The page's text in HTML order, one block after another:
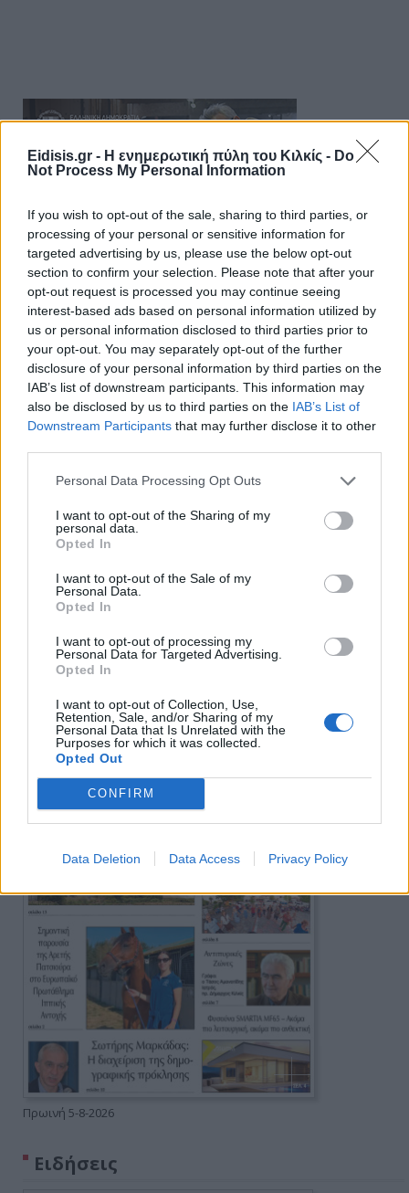
Eidisis.gr - Η ενημερωτική πύλη του Κιλκίς - Do
Not Process My Personal Information
If you wish to opt-out of the sale, sharing to third parties, or
processing of your personal or sensitive information for
targeted advertising by us, please use the below opt-out
section to confirm your selection. Please note that after your
opt-out request is processed you may continue seeing
interest-based ads based on personal information utilized by
us or personal information disclosed to third parties prior to
your opt-out. You may separately opt-out of the further
disclosure of your personal information by third parties on the
IAB’s list of downstream participants. This information may
also be disclosed by us to third parties on the IAB’s List of
Downstream Participants that may further disclose it to other
Personal Data Processing Opt Outs
I want to opt-out of the Sharing of my
personal data.
Opted In
I want to opt-out of the Sale of my
Personal Data.
Opted In
I want to opt-out of processing my
Personal Data for Targeted Advertising.
Opted In
I want to opt-out of Collection, Use,
Retention, Sale, and/or Sharing of my
Personal Data that Is Unrelated with the
Purposes for which it was collected.
Opted Out
CONFIRM
Data Deletion Data Access Privacy Policy
Πρωινή
Πρωινή 5-8-2026
Ειδήσεις